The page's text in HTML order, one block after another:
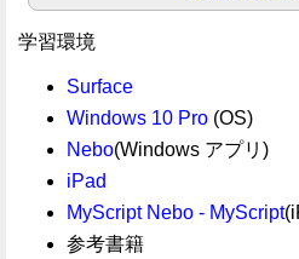
学習環境
Surface
Windows 10 Pro(OS)
Nebo(Windows アプリ)
iPad
MyScript Nebo - MyScript
参考書籍